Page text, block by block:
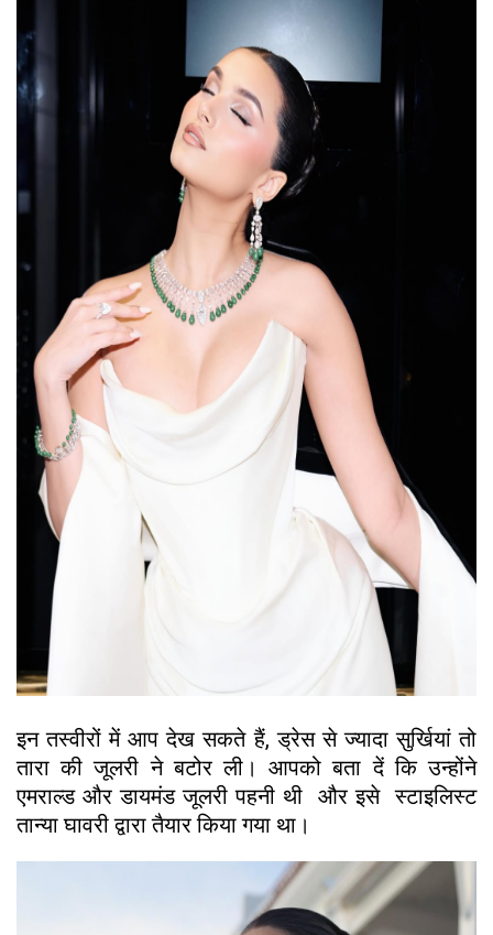
इन तस्वीरों में आप देख सकते हैं, ड्रेस से ज्यादा सुर्खियां तो
तारा की जूलरी ने बटोर ली। आपको बता दें कि उन्होंने
एमराल्ड और डायमंड जूलरी पहनी थी और इसे स्टाइलिस्ट
तान्या घावरी द्वारा तैयार किया गया था।